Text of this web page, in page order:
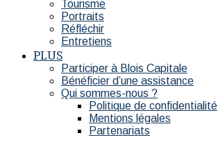
Tourisme
Portraits
Réfléchir
Entretiens
PLUS
Participer à Blois Capitale
Bénéficier d’une assistance
Qui sommes-nous ?
Politique de confidentialité
Mentions légales
Partenariats